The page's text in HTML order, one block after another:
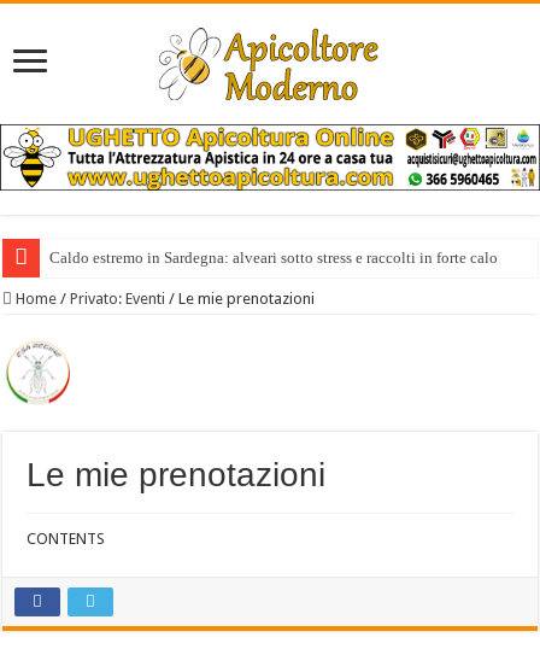
Caldo estremo in Sardegna: alveari sotto stress e raccolti in forte calo
Home / Privato: Eventi / Le mie prenotazioni
Le mie prenotazioni
CONTENTS